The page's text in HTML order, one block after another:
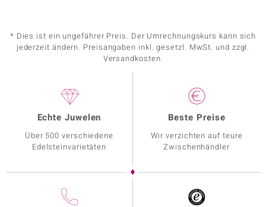
* Dies ist ein ungefährer Preis. Der Umrechnungskurs kann sich
jederzeit ändern. Preisangaben inkl. gesetzl. MwSt. und zzgl.
Versandkosten.
Echte Juwelen
Über 500 verschiedene
Edelsteinvarietäten
Beste Preise
Wir verzichten auf teure
Zwischenhändler